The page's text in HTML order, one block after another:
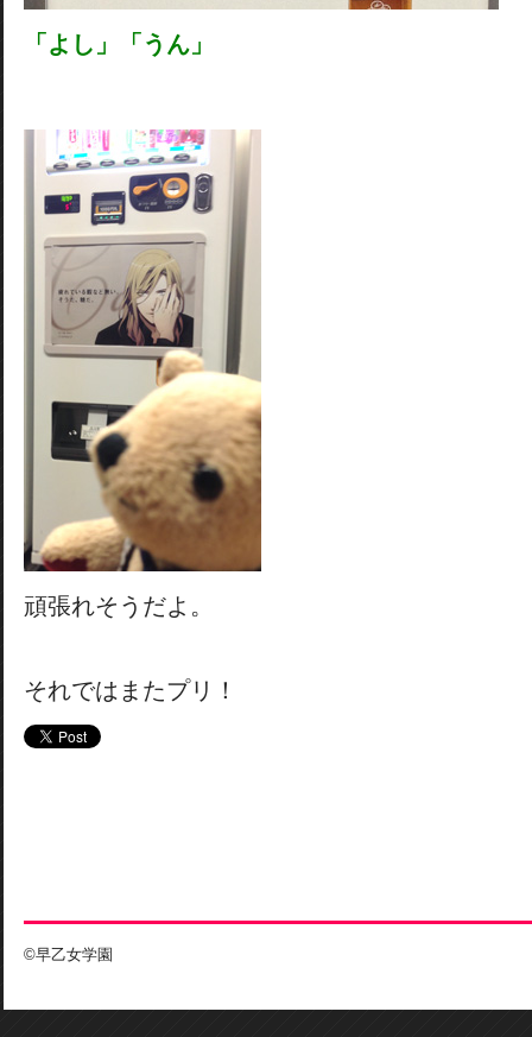
「よし」「うん」
頑張れそうだよ。
それではまたプリ！
©早乙女学園